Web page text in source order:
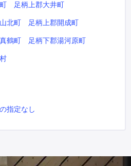
足柄上郡大井町
北町 足柄上郡開成町
鶴町 足柄下郡湯河原町
指定なし